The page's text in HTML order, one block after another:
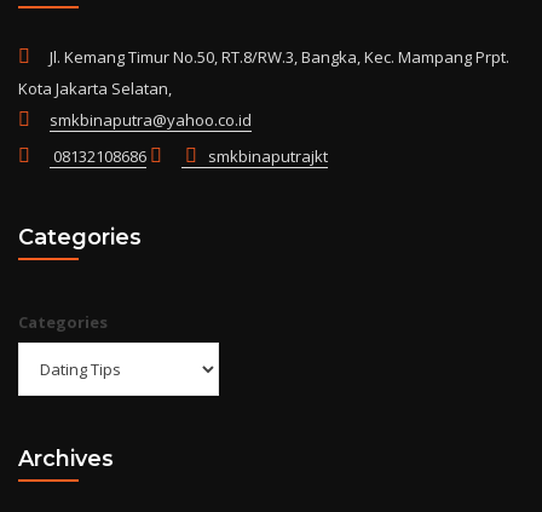
Jl. Kemang Timur No.50, RT.8/RW.3, Bangka, Kec. Mampang Prpt.
Kota Jakarta Selatan,
smkbinaputra@yahoo.co.id
08132108686
smkbinaputrajkt
Categories
Categories
Archives